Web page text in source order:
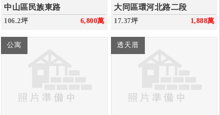
中山區民族東路
106.2坪 6,800萬
大同區環河北路二段
17.37坪 1,888萬
公寓 透天厝